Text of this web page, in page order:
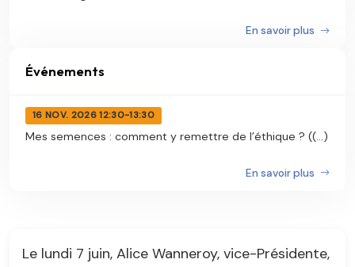
En savoir plus
Événements
16 NOV. 2026 12:30-13:30
Mes semences : comment y remettre de l’éthique ? ((...)
En savoir plus
Le lundi 7 juin, Alice Wanneroy, vice-Présidente,